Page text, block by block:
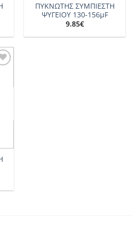
ΠΥΚΝΩΤΗΣ ΣΥΜΠΙΕΣΤΗ
ΨΥΓΕΙΟY 130-156μF
9.85€